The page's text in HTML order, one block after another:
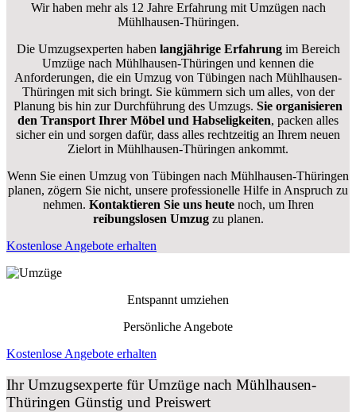
Wir haben mehr als 12 Jahre Erfahrung mit Umzügen nach
Mühlhausen-Thüringen.
Die Umzugsexperten haben langjährige Erfahrungim Bereich
Umzüge nach Mühlhausen-Thüringen und kennen die
Anforderungen, die ein Umzug von Tübingen nach Mühlhausen-
Thüringen mit sich bringt. Sie kümmern sich um alles, von der
Planung bis hin zur Durchführung des Umzugs. Sie organisieren
den Transport Ihrer Möbel und Habseligkeiten, packen alles
sicher ein und sorgen dafür, dass alles rechtzeitig an Ihrem neuen
Zielort in Mühlhausen-Thüringen ankommt.
Wenn Sie einen Umzug von Tübingen nach Mühlhausen-Thüringen
planen, zögern Sie nicht, unsere professionelle Hilfe in Anspruch zu
nehmen. Kontaktieren Sie uns heutenoch, um Ihren
reibungslosen Umzugzu planen.
Kostenlose Angebote erhalten
Entspannt umziehen
Persönliche Angebote
Kostenlose Angebote erhalten
Ihr Umzugsexperte für Umzüge nach Mühlhausen-
Thüringen Günstig und Preiswert